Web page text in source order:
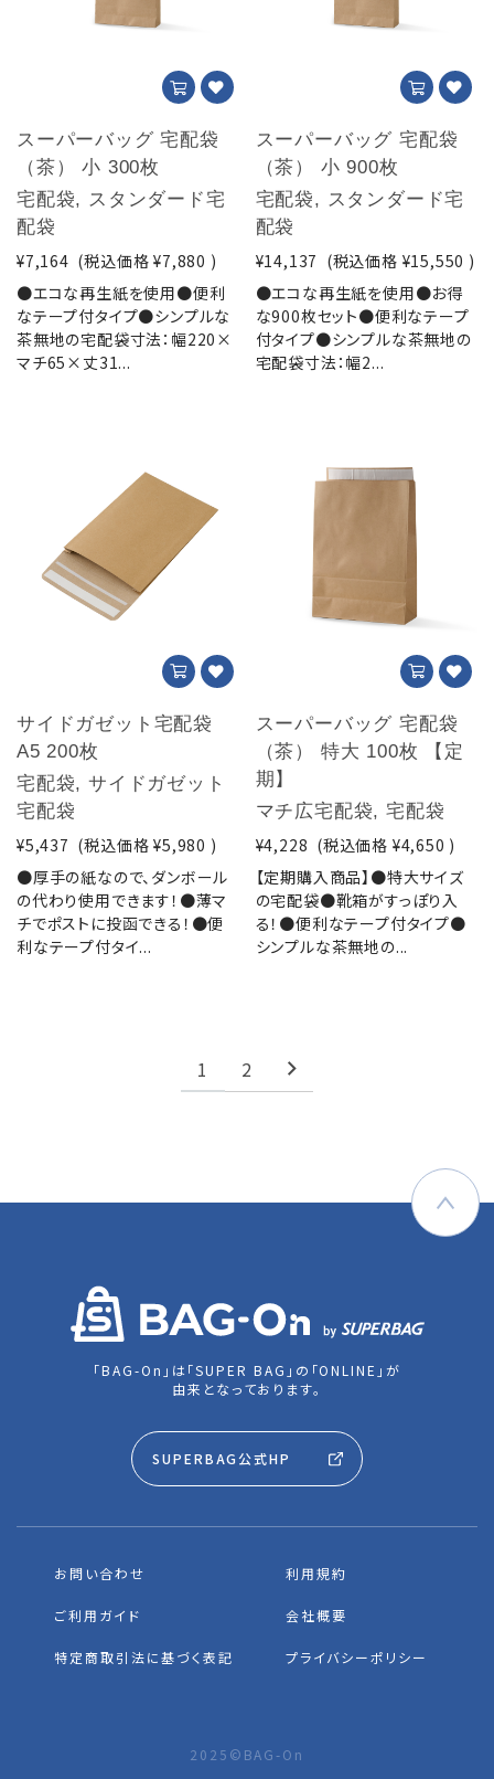
スーパーバッグ 宅配袋
（茶） 小 300枚
宅配袋, スタンダード宅
配袋
¥7,164 (税込価格 ¥7,880 )
●エコな再生紙を使用●便利
なテープ付タイプ●シンプルな
茶無地の宅配袋寸法：幅220×
マチ65×丈31...
スーパーバッグ 宅配袋
（茶） 小 900枚
宅配袋, スタンダード宅
配袋
¥14,137 (税込価格 ¥15,550 )
●エコな再生紙を使用●お得
な900枚セット●便利なテープ
付タイプ●シンプルな茶無地の
宅配袋寸法：幅2...
サイドガゼット宅配袋
A5 200枚
宅配袋, サイドガゼット
宅配袋
¥5,437 (税込価格 ¥5,980 )
●厚手の紙なので、ダンボール
の代わり使用できます！●薄マ
チでポストに投函できる！●便
利なテープ付タイ...
スーパーバッグ 宅配袋
（茶） 特大 100枚 【定
期】
マチ広宅配袋, 宅配袋
¥4,228 (税込価格 ¥4,650 )
【定期購入商品】●特大サイズ
の宅配袋●靴箱がすっぽり入
る！●便利なテープ付タイプ●
シンプルな茶無地の...
1 2
「BAG-On」は「SUPER BAG」の「ONLINE」が
由来となっております。
SUPERBAG公式HP
2025©BAG-On
お問い合わせ
ご利用ガイド
特定商取引法に基づく表記
利用規約
会社概要
プライバシーポリシー